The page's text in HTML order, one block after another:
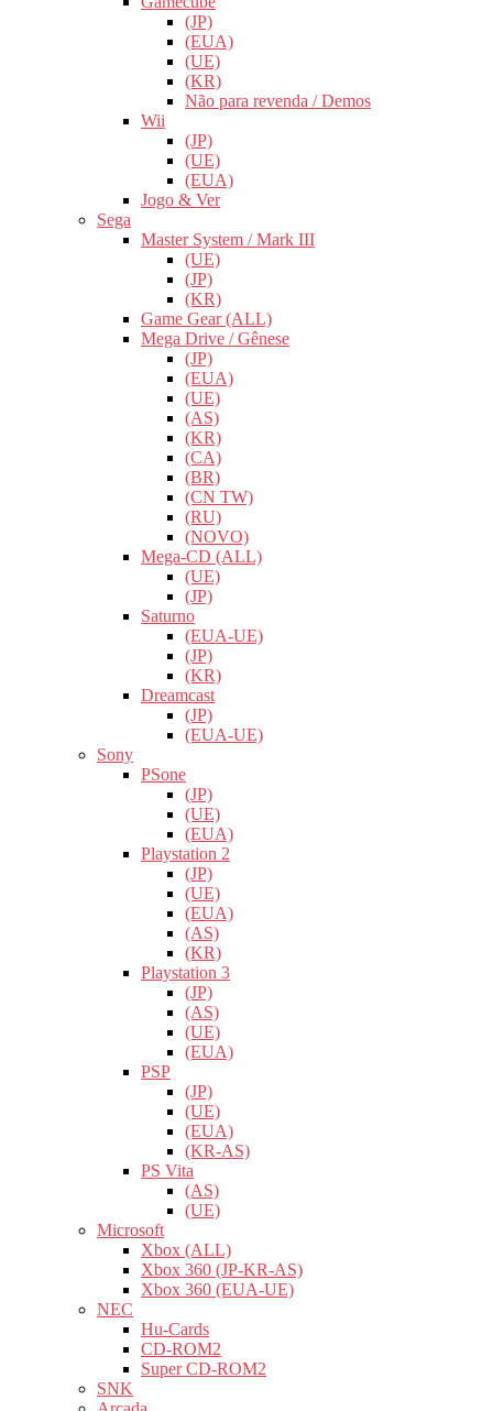
(JP)
(EUA)
(UE)
(KR)
Não para revenda / Demos
Wii
(JP)
(UE)
(EUA)
Jogo & Ver
Sega
Master System / Mark III
(UE)
(JP)
(KR)
Game Gear (ALL)
Mega Drive / Gênese
(JP)
(EUA)
(UE)
(AS)
(KR)
(CA)
(BR)
(CN TW)
(RU)
(NOVO)
Mega-CD (ALL)
(UE)
(JP)
Saturno
(EUA-UE)
(JP)
(KR)
Dreamcast
(JP)
(EUA-UE)
Sony
PSone
(JP)
(UE)
(EUA)
Playstation 2
(JP)
(UE)
(EUA)
(AS)
(KR)
Playstation 3
(JP)
(AS)
(UE)
(EUA)
PSP
(JP)
(UE)
(EUA)
(KR-AS)
PS Vita
(AS)
(UE)
Microsoft
Xbox (ALL)
Xbox 360 (JP-KR-AS)
Xbox 360 (EUA-UE)
NEC
Hu-Cards
CD-ROM2
Super CD-ROM2
SNK